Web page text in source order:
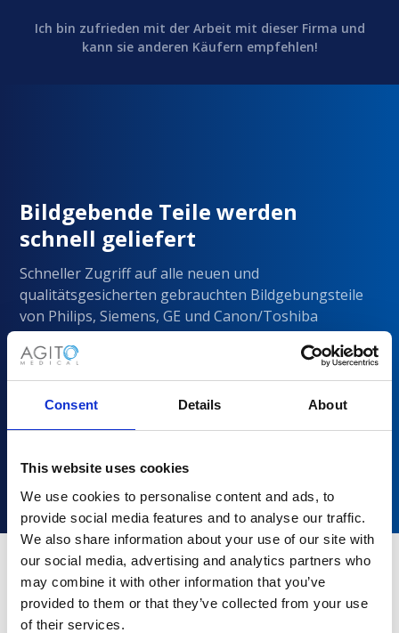
Consent Details About
This website uses cookies
We use cookies to personalise content and ads, to
provide social media features and to analyse our traffic.
We also share information about your use of our site with
our social media, advertising and analytics partners who
may combine it with other information that you’ve
provided to them or that they’ve collected from your use
of their services.
Ich bin zufrieden mit der Arbeit mit dieser Firma und
kann sie anderen Käufern empfehlen!
Bildgebende Teile werden
schnell geliefert
Schneller Zugriff auf alle neuen und
qualitätsgesicherten gebrauchten Bildgebungsteile
von Philips, Siemens, GE und Canon/Toshiba
Warum sollten Sie sich für Agito